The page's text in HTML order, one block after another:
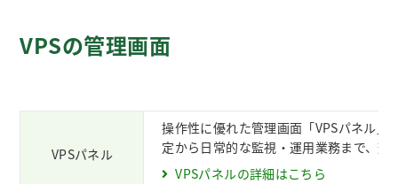
VPSの管理画面
VPSパネル
操作性に優れた管理画面「VPSパネル
定から日常的な監視・運用業務まで、
VPSパネルの詳細はこちら